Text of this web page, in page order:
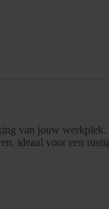
van jouw
ideaal voor een